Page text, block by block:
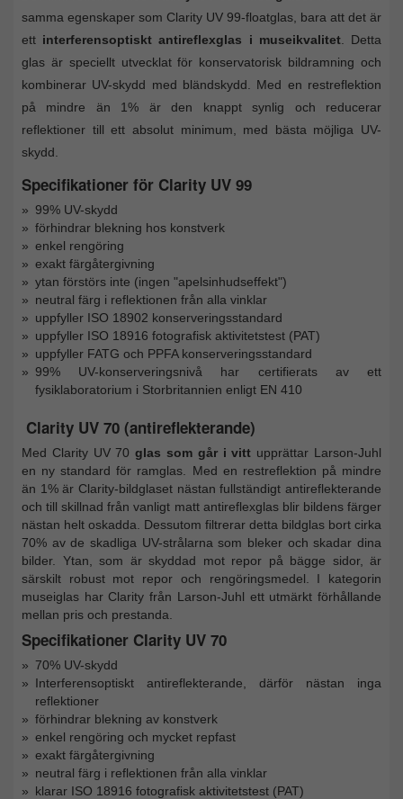
samma egenskaper som Clarity UV 99-floatglas, bara att det är
ett interferensoptiskt antireflexglas i museikvalitet. Detta
glas är speciellt utvecklat för konservatorisk bildramning och
kombinerar UV-skydd med bländskydd. Med en restreflektion
på mindre än 1% är den knappt synlig och reducerar
reflektioner till ett absolut minimum, med bästa möjliga UV-
skydd.
Specifikationer för Clarity UV 99
99% UV-skydd
förhindrar blekning hos konstverk
enkel rengöring
exakt färgåtergivning
ytan förstörs inte (ingen "apelsinhudseffekt")
neutral färg i reflektionen från alla vinklar
uppfyller ISO 18902 konserveringsstandard
uppfyller ISO 18916 fotografisk aktivitetstest (PAT)
uppfyller FATG och PPFA konserveringsstandard
99% UV-konserveringsnivå har certifierats av ett
fysiklaboratorium i Storbritannien enligt EN 410
Clarity UV 70 (antireflekterande)
Med Clarity UV 70glas som går i vitt upprättar Larson-Juhl
en ny standard för ramglas. Med en restreflektion på mindre
än 1% är Clarity-bildglaset nästan fullständigt antireflekterande
och till skillnad från vanligt matt antireflexglas blir bildens färger
nästan helt oskadda. Dessutom filtrerar detta bildglas bort cirka
70% av de skadliga UV-strålarna som bleker och skadar dina
bilder. Ytan, som är skyddad mot repor på bägge sidor, är
särskilt robust mot repor och rengöringsmedel. I kategorin
museiglas har Clarity från Larson-Juhl ett utmärkt förhållande
mellan pris och prestanda.
Specifikationer Clarity UV 70
70% UV-skydd
Interferensoptiskt antireflekterande, därför nästan inga
reflektioner
förhindrar blekning av konstverk
enkel rengöring och mycket repfast
exakt färgåtergivning
neutral färg i reflektionen från alla vinklar
klarar ISO 18916 fotografisk aktivitetstest (PAT)